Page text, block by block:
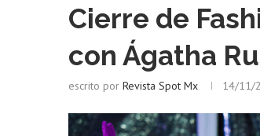
Cierre de
con Ágatha
escrito por Revista Spot Mx 14/11/